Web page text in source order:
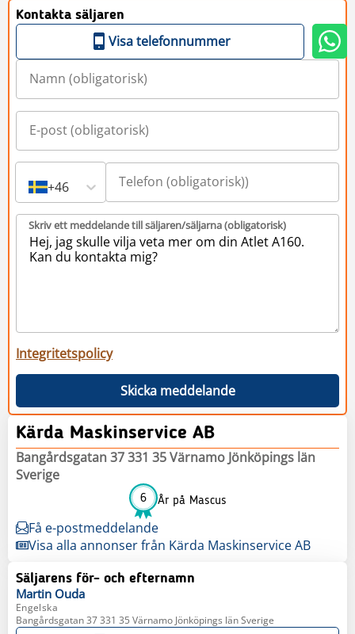
Kontakta säljaren
Visa telefonnummer
+46
Skriv ett meddelande till säljaren/säljarna (obligatorisk)
Integritetspolicy
Skicka meddelande
Kärda Maskinservice AB
Bangårdsgatan 37 331 35 Värnamo Jönköpings län
Sverige
6 År på Mascus
Få e-postmeddelande
Visa alla annonser från Kärda Maskinservice AB
Säljarens för- och efternamn
Martin Ouda
Engelska
Bangårdsgatan 37 331 35 Värnamo Jönköpings län Sverige